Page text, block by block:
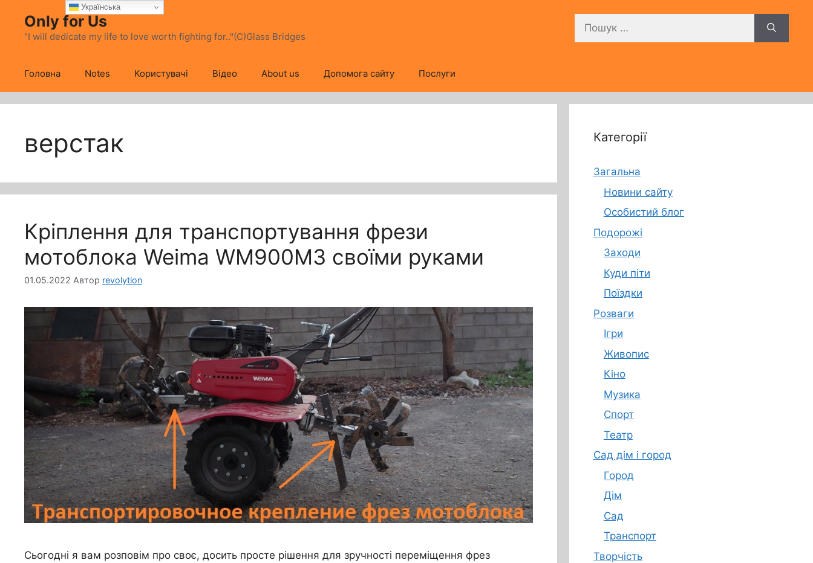
вмісту
Only for Us
"I will dedicate my life to love worth fighting for.."(C)Glass Bridges
Головна Notes Користувачі Відео About us Допомога сайту Послуги
верстак
Кріплення для транспортування фрези
мотоблока Weima WM900M3 своїми руками
01.05.2022 Автор revolytion
Сьогодні я вам розповім про своє, досить просте рішення для зручності переміщення фрез
Категорії
Загальна
Новини сайту
Особистий блог
Подорожі
Заходи
Куди піти
Поїздки
Розваги
Ігри
Живопис
Кіно
Музика
Спорт
Театр
Сад дім і город
Город
Дім
Сад
Транспорт
Творчість
Українська